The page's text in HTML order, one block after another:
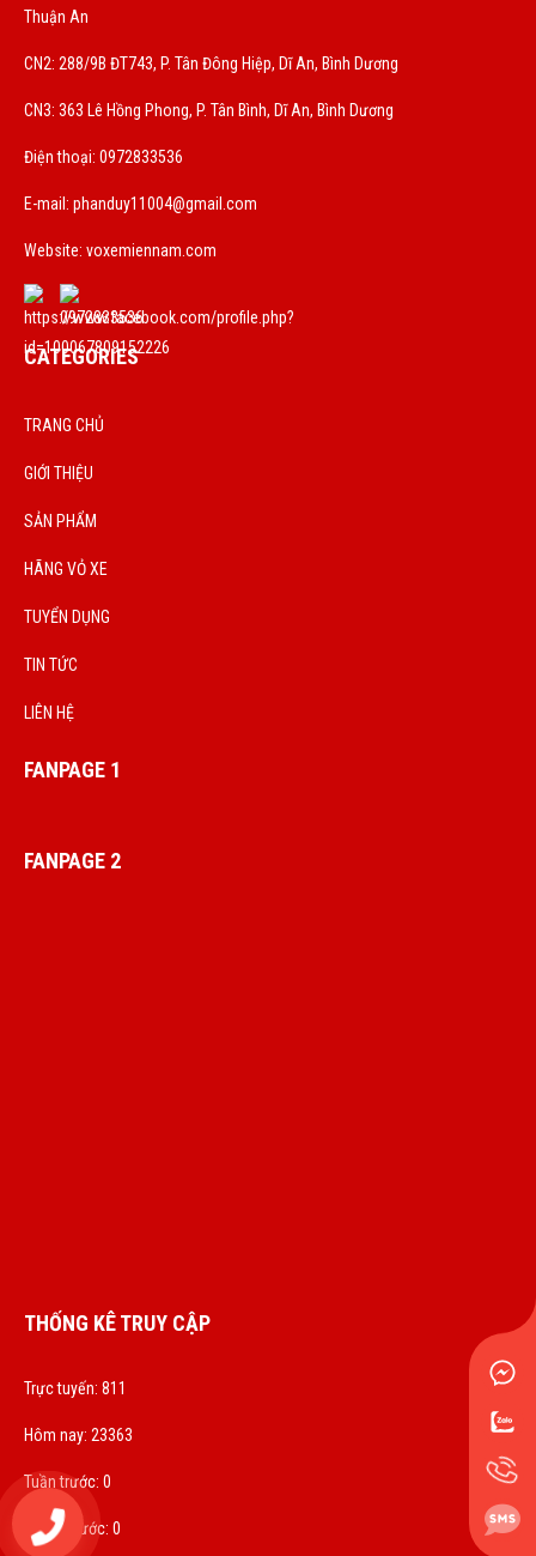
Thuận An
CN2: 288/9B ĐT743, P. Tân Đông Hiệp, Dĩ An, Bình Dương
CN3: 363 Lê Hồng Phong, P. Tân Bình, Dĩ An, Bình Dương
Điện thoại: 0972833536
E-mail: phanduy11004@gmail.com
Website: voxemiennam.com
CATEGORIES
TRANG CHỦ
GIỚI THIỆU
SẢN PHẨM
HÃNG VỎ XE
TUYỂN DỤNG
TIN TỨC
LIÊN HỆ
FANPAGE 1
FANPAGE 2
THỐNG KÊ TRUY CẬP
Trực tuyến: 811
Hôm nay: 23363
Tuần trước: 0
Tháng trước: 0
0972833536